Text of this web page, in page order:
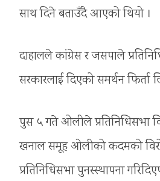
साथ दिने बताउँदै आएको थियो ।
दाहालले कांग्रेस र जसपाले
सरकारलाई दिएको समर्थन
पुस ५ गते ओलीले प्रतिनिधिसभा
खनाल समूह ओलीको कदमको
प्रतिनिधिसभा पुनस्स्थापना